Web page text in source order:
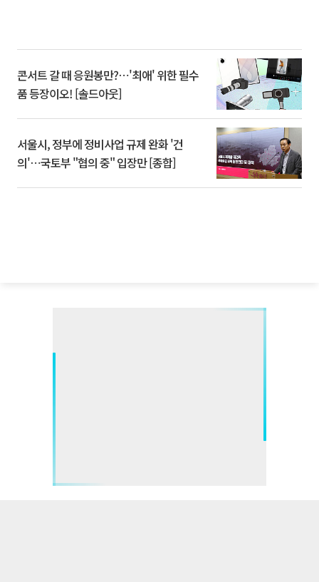
콘서트 갈 때 응원봉만?⋯'최애' 위한 필수
품 등장이오! [솔드아웃]
서울시, 정부에 정비사업 규제 완화 '건
의'⋯국토부 "협의 중" 입장만 [종합]